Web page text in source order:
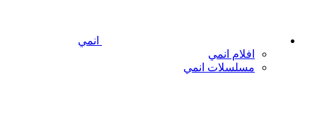
انمي
افلام انمي
مسلسلات انمي